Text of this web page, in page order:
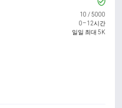
10 /5000
0–12시간
일일 최대 5K